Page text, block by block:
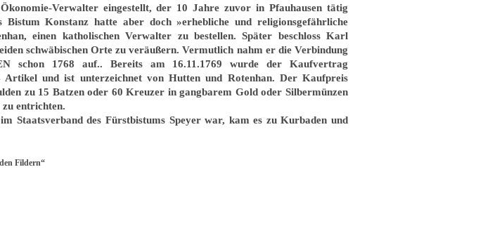
Ökonomie-Verwalter eingestellt, der 10 Jahre zuvor in Pfauhausen tätig
Konstanz hatte aber doch »erhebliche und religionsgefährliche
einen katholischen Verwalter zu bestellen. Später beschloss Karl
schwäbischen Orte zu veräußern. Vermutlich nahm er die Verbindung
schon 1768 auf.. Bereits am 16.11.1769 wurde der Kaufvertrag
Artikel und ist unterzeichnet von Hutten und Rotenhan. Der Kaufpreis
zu 15 Batzen oder 60 Kreuzer in gangbarem Gold oder Silbermünzen
entrichten.
Staatsverband des Fürstbistums Speyer war, kam es zu Kurbaden und
Fildern“